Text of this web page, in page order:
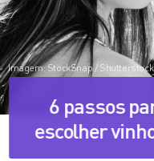
Imagem: StockSnap / Shutterstock
6 passos
escolher